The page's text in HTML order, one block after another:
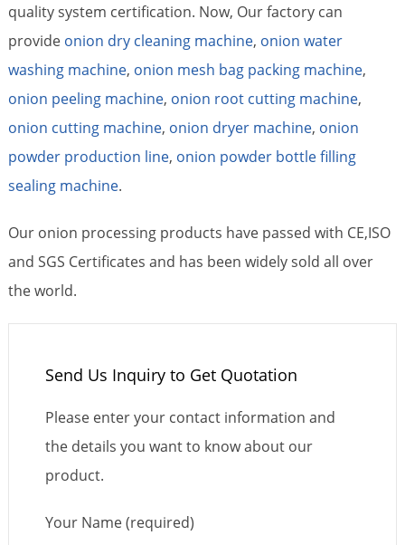
quality system certification. Now, Our factory can
provide onion dry cleaning machine, onion water
washing machine, onion mesh bag packing machine,
onion peeling machine, onion root cutting machine,
onion cutting machine, onion dryer machine, onion
powder production line, onion powder bottle filling
sealing machine.
Our onion processing products have passed with CE,ISO
and SGS Certificates and has been widely sold all over
the world.
Send Us Inquiry to Get Quotation
Please enter your contact information and
the details you want to know about our
product.
Your Name (required)